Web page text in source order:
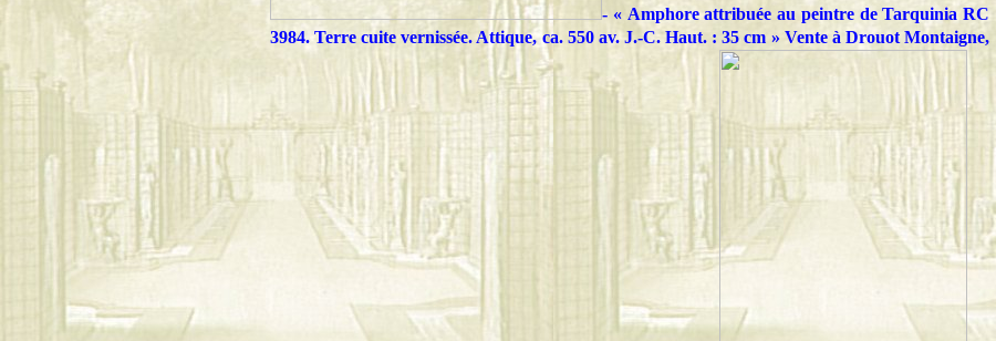
- « Amphore attribuée au peintre de Tarquinia RC
3984. Terre cuite vernissée. Attique, ca. 550 av. J.-C. Haut. : 35 cm » Vente à Drouot Montaigne,